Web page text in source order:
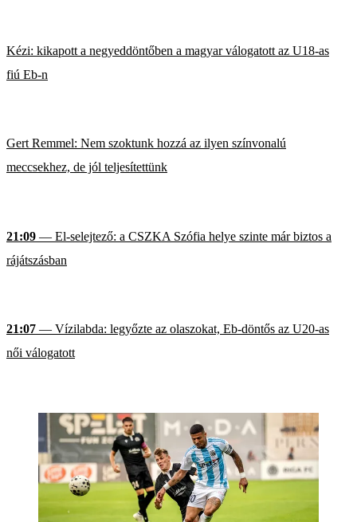
Kézi: kikapott a negyeddöntőben a magyar válogatott az U18-as
fiú Eb-n
Gert Remmel: Nem szoktunk hozzá az ilyen színvonalú
meccsekhez, de jól teljesítettünk
21:09 — El-selejtező: a CSZKA Szófia helye szinte már biztos a
rájátszásban
21:07 — Vízilabda: legyőzte az olaszokat, Eb-döntős az U20-as
női válogatott